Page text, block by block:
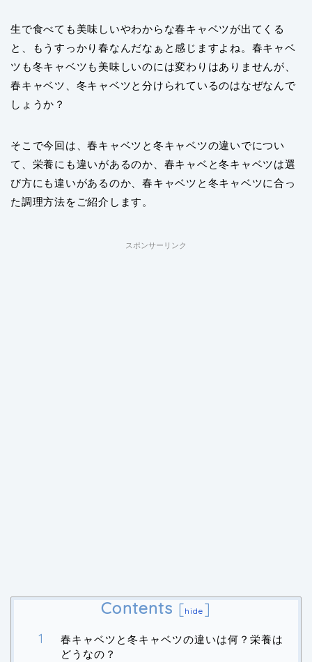
生で食べても美味しいやわからな春キャベツが出てくる
と、もうすっかり春なんだなぁと感じますよね。春キャベ
ツも冬キャベツも美味しいのには変わりはありませんが、
春キャベツ、冬キャベツと分けられているのはなぜなんで
しょうか？
そこで今回は、春キャベツと冬キャベツの違いでについ
て、栄養にも違いがあるのか、春キャベと冬キャベツは選
び方にも違いがあるのか、春キャベツと冬キャベツに合っ
た調理方法をご紹介します。
スポンサーリンク
Contents [hide ]
春キャベツと冬キャベツの違いは何？栄養は
どうなの？